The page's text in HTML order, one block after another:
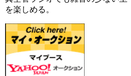
を楽しめる。